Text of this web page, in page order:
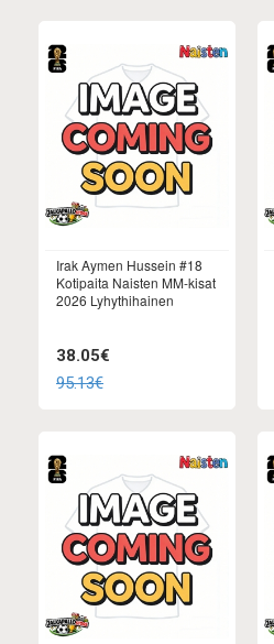
Irak Aymen Hussein #18
Kotipaita Naisten MM-kisat
2026 Lyhythihainen
38.05€
95.13€